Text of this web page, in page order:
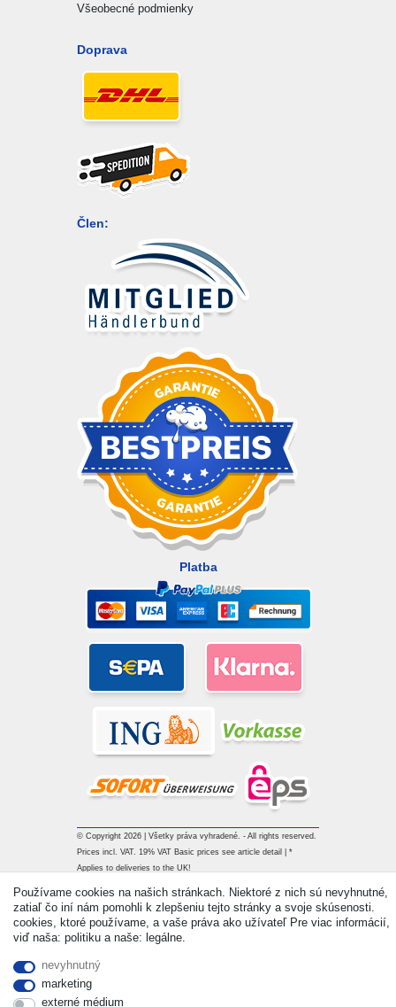
Všeobecné podmienky
Doprava
Člen:
Platba
© Copyright 2026 | Všetky práva vyhradené. - All rights reserved.
Prices incl. VAT. 19% VAT Basic prices see article detail | *
Applies to deliveries to the UK!
Používame cookies na našich stránkach. Niektoré z nich sú nevyhnutné,
zatiaľ čo iní nám pomohli k zlepšeniu tejto stránky a svoje skúsenosti.
cookies, ktoré používame, a vaše práva ako užívateľ Pre viac informácií,
viď naša: politiku a naše: legálne.
nevyhnutný
marketing
externé médium
Withdraw from contract here Kontakt